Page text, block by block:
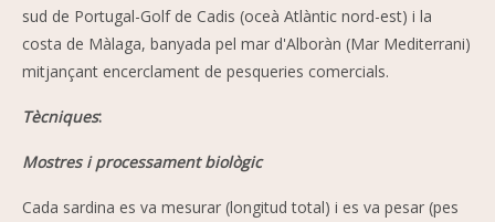
sud de Portugal-Golf de Cadis (oceà Atlàntic nord-est) i la
costa de Màlaga, banyada pel mar d'Alboràn (Mar Mediterrani)
mitjançant encerclament de pesqueries comercials.
Tècniques:
Mostres i processament biològic
Cada sardina es va mesurar (longitud total) i es va pesar (pes